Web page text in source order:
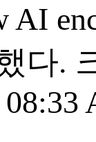
AI
다.